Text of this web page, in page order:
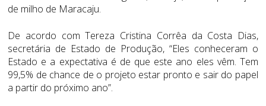
de milho de Maracaju.
De acordo com Tereza Cristina Corrêa da Costa Dias,
secretária de Estado de Produção, “Eles conheceram o
Estado e a expectativa é de que este ano eles vêm. Tem
99,5% de chance de o projeto estar pronto e sair do papel
a partir do próximo ano”.